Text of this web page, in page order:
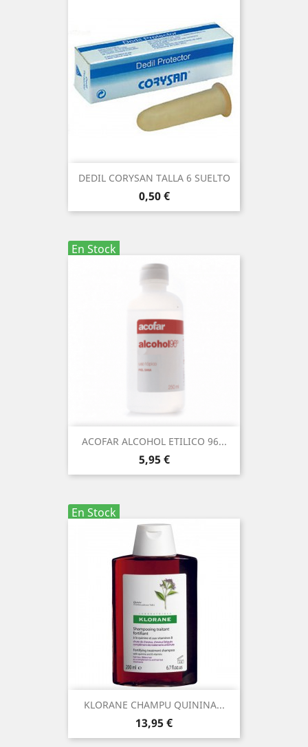
DEDIL CORYSAN TALLA 6 SUELTO
Precio
0,50 €
En Stock
ACOFAR ALCOHOL ETILICO 96...
Precio
5,95 €
En Stock
KLORANE CHAMPU QUININA...
Precio
13,95 €